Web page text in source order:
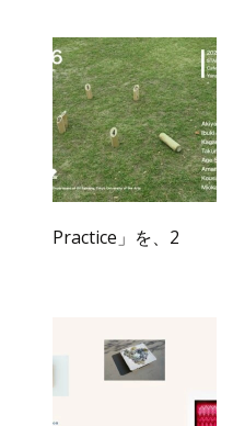
Practice」を、2